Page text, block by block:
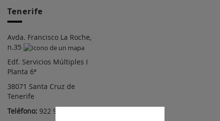
Tenerife
Avda. Francisco La Roche,
n.35
Edf. Servicios Múltiples I
Planta 6ª
38071 Santa Cruz de
Tenerife
Teléfono: 922 92 24 55